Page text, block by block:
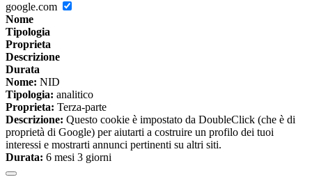
google.com
Nome
Tipologia
Proprieta
Descrizione
Durata
Nome: NID
Tipologia: analitico
Proprieta: Terza-parte
Descrizione: Questo cookie è impostato da DoubleClick (che è di
proprietà di Google) per aiutarti a costruire un profilo dei tuoi
interessi e mostrarti annunci pertinenti su altri siti.
Durata: 6 mesi 3 giorni